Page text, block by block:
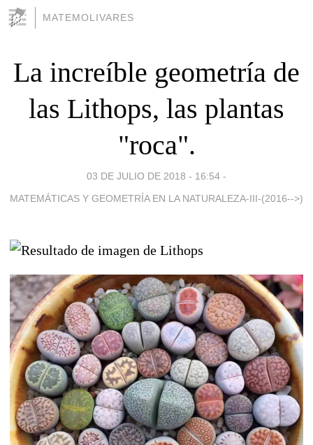
MATEMOLIVARES
La increíble geometría de
las Lithops, las plantas
"roca".
03 DE JULIO DE 2018 - 16:54 -
MATEMÁTICAS Y GEOMETRÍA EN LA NATURALEZA-III-(2016-->)